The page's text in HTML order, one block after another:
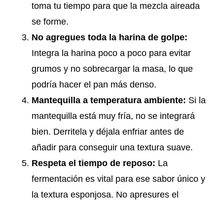
toma tu tiempo para que la mezcla aireada
se forme.
No agregues toda la harina de golpe:
Integra la harina poco a poco para evitar
grumos y no sobrecargar la masa, lo que
podría hacer el pan más denso.
Mantequilla a temperatura ambiente: Si la
mantequilla está muy fría, no se integrará
bien. Derritela y déjala enfriar antes de
añadir para conseguir una textura suave.
Respeta el tiempo de reposo: La
fermentación es vital para ese sabor único y
la textura esponjosa. No apresures el